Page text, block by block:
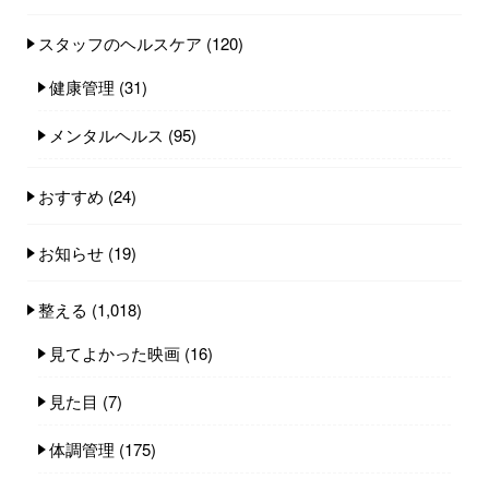
スタッフのヘルスケア (120)
健康管理 (31)
メンタルヘルス (95)
おすすめ (24)
お知らせ (19)
整える (1,018)
見てよかった映画 (16)
見た目 (7)
体調管理 (175)